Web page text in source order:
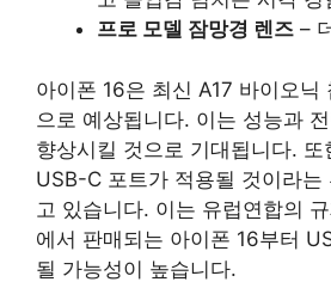
프로 모델 잠망경 렌즈 –
아이폰 16은 최신 A17 바이오닉
으로 예상됩니다. 이는 성능과
향상시킬 것으로 기대됩니다. 또
USB-C 포트가 적용될 것이라는
고 있습니다. 이는 유럽연합의
에서 판매되는 아이폰 16부터
될 가능성이 높습니다.